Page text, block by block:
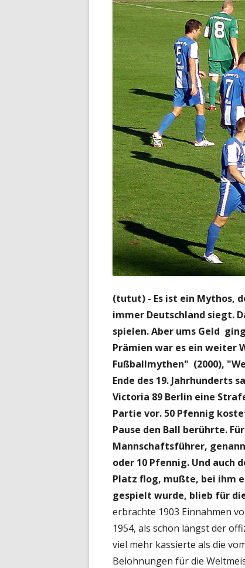
(tutut) - Es ist ein Mythos,
immer Deutschland siegt.
spielen. Aber ums Geld
Prämien war es ein weiter
Fußballmythen" (2000),
Ende des 19. Jahrhunderts
Victoria 89 Berlin eine
Partie vor. 50 Pfennig
Pause den Ball berührte.
Mannschaftsführer,
oder 10 Pfennig. Und auch
Platz flog, mußte, bei ihm
gespielt wurde, blieb für
erbrachte 1903 Einnahmen
1954, als schon längst der
viel mehr kassierte als die
Belohnungen für die